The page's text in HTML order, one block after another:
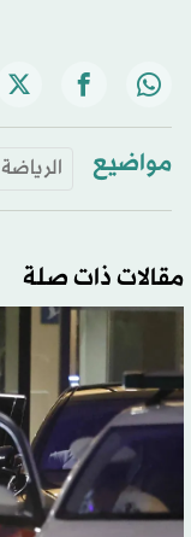
مواضيع الرياضة
مقالات ذات صلة